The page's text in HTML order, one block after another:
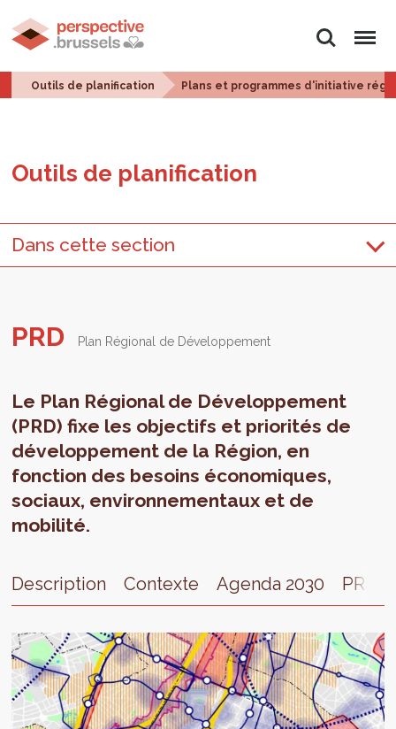
Rechercher
Menu
Outils de planification Plans et programmes d'initiative
Outils de pla­ni­fi­ca­tion
Dans cette section
PRD Plan Régional de Développement
Le Plan Régional de Développement
(PRD) fixe les objectifs et priorités de
développement de la Région, en
fonction des besoins économiques,
sociaux, environnementaux et de
mobilité.
Description Contexte Agenda 2030 PRDD